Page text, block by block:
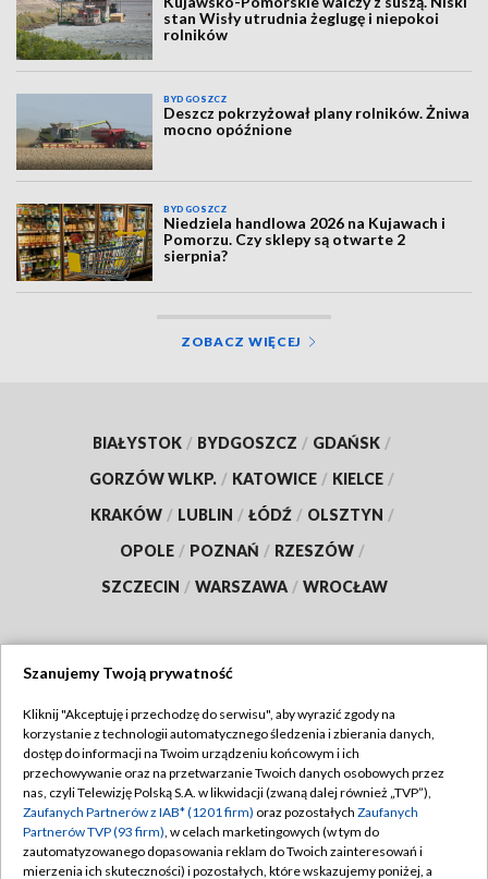
stan Wisły utrudnia żeglugę i niepokoi
rolników
BYDGOSZCZ
Deszcz pokrzyżował plany rolników. Żniwa
mocno opóźnione
BYDGOSZCZ
Niedziela handlowa 2026 na Kujawach i
Pomorzu. Czy sklepy są otwarte 2
sierpnia?
ZOBACZ WIĘCEJ
BIAŁYSTOK / BYDGOSZCZ / GDAŃSK /
GORZÓW WLKP. / KATOWICE / KIELCE /
KRAKÓW / LUBLIN / ŁÓDŹ / OLSZTYN /
OPOLE / POZNAŃ / RZESZÓW /
SZCZECIN / WARSZAWA / WROCŁAW
TVP
Abonament TVP
Emisja w TVP
Centrum informacji TVP
Regulamin TVP
Polityka prywatności
Moje zgody
Szanujemy Twoją prywatność
Kliknij "Akceptuję i przechodzę do serwisu", aby wyrazić zgody na
korzystanie z technologii automatycznego śledzenia i zbierania danych,
dostęp do informacji na Twoim urządzeniu końcowym i ich
przechowywanie oraz na przetwarzanie Twoich danych osobowych przez
nas, czyli Telewizję Polską S.A. w likwidacji (zwaną dalej również „TVP”),
Zaufanych Partnerów z IAB* (1201 firm) oraz pozostałych Zaufanych
Partnerów TVP (93 firm), w celach marketingowych (w tym do
zautomatyzowanego dopasowania reklam do Twoich zainteresowań i
mierzenia ich skuteczności) i pozostałych, które wskazujemy poniżej, a